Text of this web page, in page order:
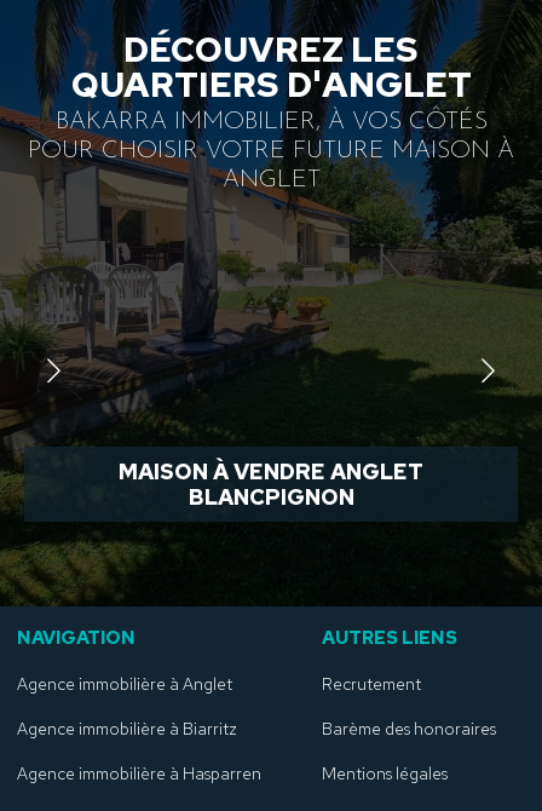
DÉCOUVREZ LES
QUARTIERS D'ANGLET
BAKARRA IMMOBILIER, À VOS CÔTÉS
POUR CHOISIR VOTRE FUTURE MAISON À
ANGLET
MAISON À VENDRE ANGLET
BLANCPIGNON
NAVIGATION
Agence immobilière à Anglet
Agence immobilière à Biarritz
Agence immobilière à Hasparren
AUTRES LIENS
Recrutement
Barème des honoraires
Mentions légales